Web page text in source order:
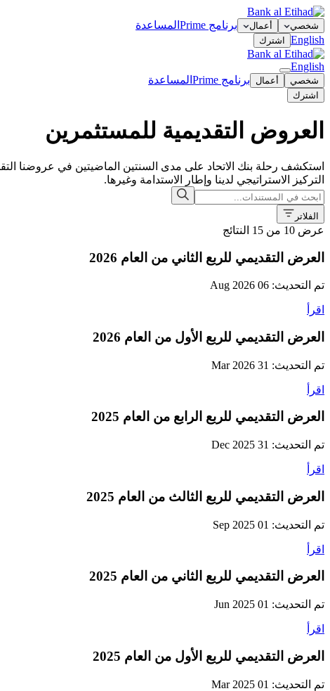
شخصي أعمال برنامج Prime
المساعدة
English
اشترك
English
شخصي أعمال برنامج Prime المساعدة
اشترك
العروض التقديمية للمستثمرين
استكشف رحلة بنك الاتحاد على مدى السنتين الماضيتين في عروضنا
التركيز الاستراتيجي لدينا وإطار الاستدامة وغيرها.
الفلاتر
عرض 10 من 15 النتائج
العرض التقديمي للربع الثاني من العام 2026
تم التحديث: 06 Aug 2026
اقرأ
العرض التقديمي للربع الأول من العام 2026
تم التحديث: 31 Mar 2026
اقرأ
العرض التقديمي للربع الرابع من العام 2025
تم التحديث: 31 Dec 2025
اقرأ
العرض التقديمي للربع الثالث من العام 2025
تم التحديث: 01 Sep 2025
اقرأ
العرض التقديمي للربع الثاني من العام 2025
تم التحديث: 01 Jun 2025
اقرأ
العرض التقديمي للربع الأول من العام 2025
تم التحديث: 01 Mar 2025